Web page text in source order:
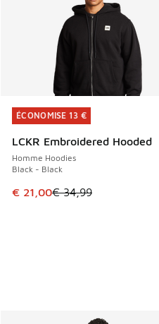
ÉCONOMISE 13 €
LCKR Embroidered Hooded
Homme Hoodies
Black - Black
Cet article est en
€ 21,00€ 34,99
ÉCONOMISE 13 €